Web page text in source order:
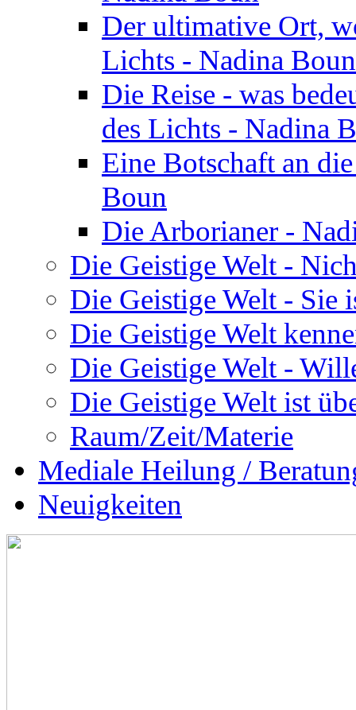
Der ultimative Ort,
Lichts - Nadina Boun
Die Reise - was
des Lichts - Nadina
Eine Botschaft an
Boun
Die Arborianer -
Die Geistige Welt -
Die Geistige Welt - Sie
Die Geistige Welt
Die Geistige Welt -
Die Geistige Welt ist
Raum/Zeit/Materie
Mediale Heilung /
Neuigkeiten